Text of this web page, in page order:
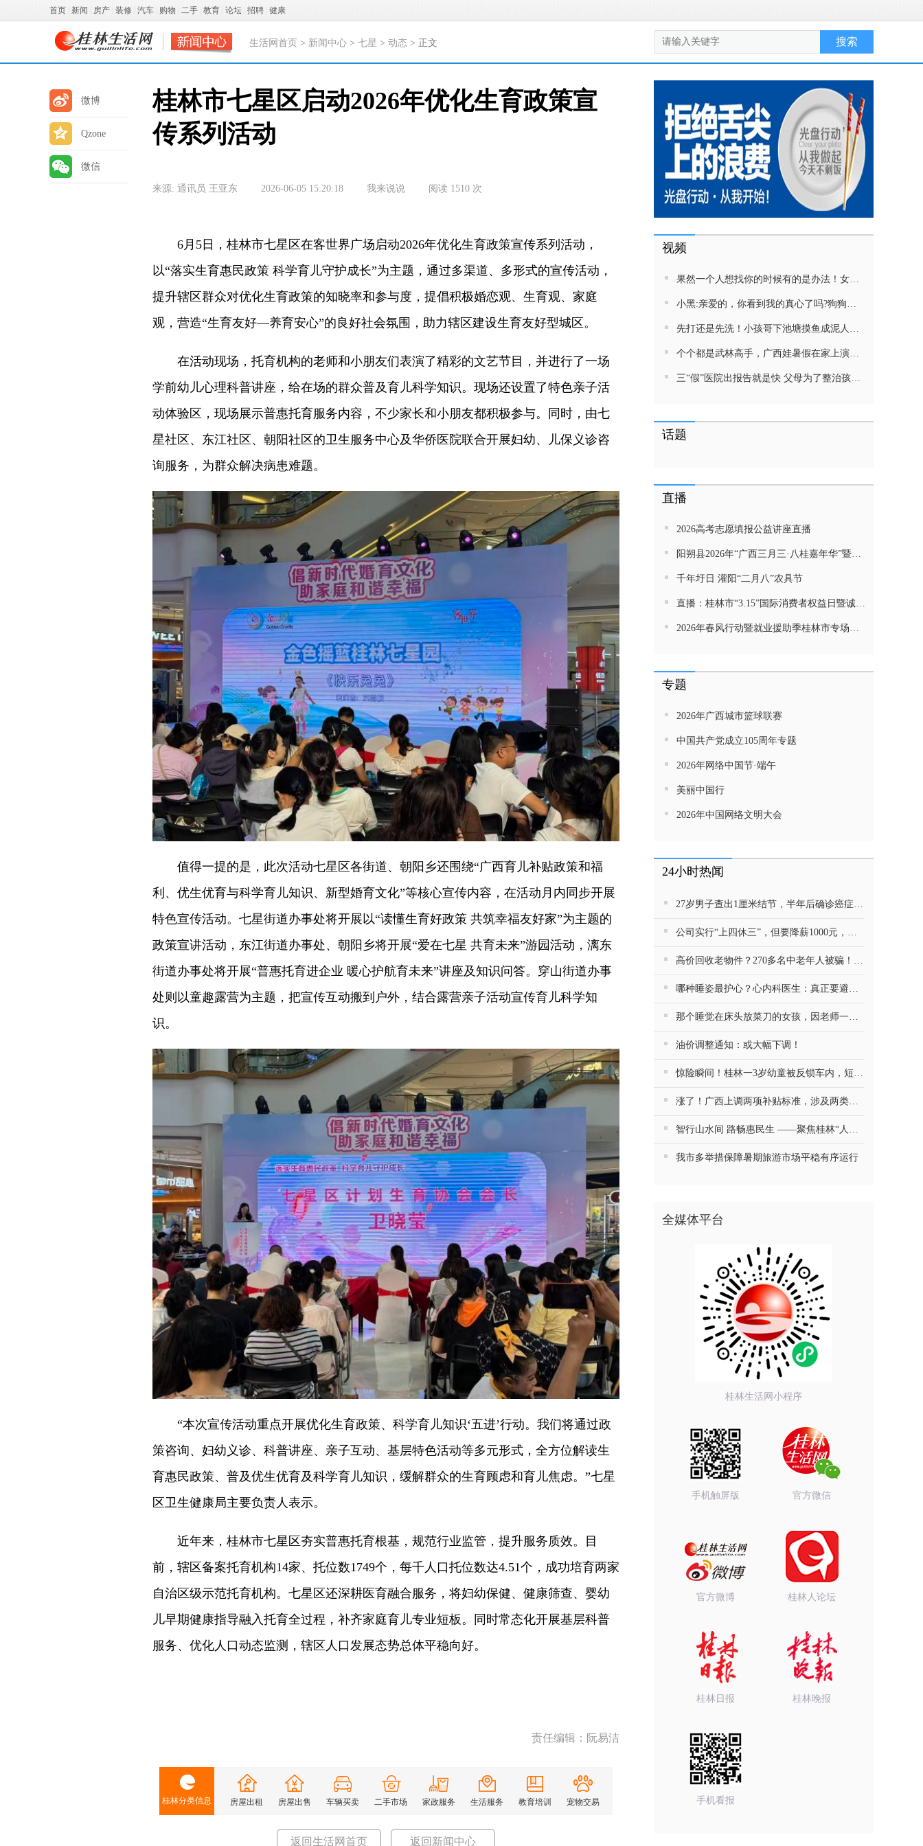
首页 新闻 房产 装修 汽车 购物 二手 教育 论坛 招聘 健康
生活网首页 > 新闻中心 > 七星 > 动态 > 正文
微博
Qzone
微信
桂林市七星区启动2026年优化生育政策宣
传系列活动
来源: 通讯员 王亚东 2026-06-05 15:20:18 我来说说 阅读 1510 次
6月5日，桂林市七星区在客世界广场启动2026年优化生育政策宣传系列活动，
以“落实生育惠民政策 科学育儿守护成长”为主题，通过多渠道、多形式的宣传活动，
提升辖区群众对优化生育政策的知晓率和参与度，提倡积极婚恋观、生育观、家庭
观，营造“生育友好—养育安心”的良好社会氛围，助力辖区建设生育友好型城区。
在活动现场，托育机构的老师和小朋友们表演了精彩的文艺节目，并进行了一场
学前幼儿心理科普讲座，给在场的群众普及育儿科学知识。现场还设置了特色亲子活
动体验区，现场展示普惠托育服务内容，不少家长和小朋友都积极参与。同时，由七
星社区、东江社区、朝阳社区的卫生服务中心及华侨医院联合开展妇幼、儿保义诊咨
询服务，为群众解决病患难题。
值得一提的是，此次活动七星区各街道、朝阳乡还围绕“广西育儿补贴政策和福
利、优生优育与科学育儿知识、新型婚育文化”等核心宣传内容，在活动月内同步开展
特色宣传活动。七星街道办事处将开展以“读懂生育好政策 共筑幸福友好家”为主题的
政策宣讲活动，东江街道办事处、朝阳乡将开展“爱在七星 共育未来”游园活动，漓东
街道办事处将开展“普惠托育进企业 暖心护航育未来”讲座及知识问答。穿山街道办事
处则以童趣露营为主题，把宣传互动搬到户外，结合露营亲子活动宣传育儿科学知
识。
“本次宣传活动重点开展优化生育政策、科学育儿知识‘五进’行动。我们将通过政
策咨询、妇幼义诊、科普讲座、亲子互动、基层特色活动等多元形式，全方位解读生
育惠民政策、普及优生优育及科学育儿知识，缓解群众的生育顾虑和育儿焦虑。”七星
区卫生健康局主要负责人表示。
近年来，桂林市七星区夯实普惠托育根基，规范行业监管，提升服务质效。目
前，辖区备案托育机构14家、托位数1749个，每千人口托位数达4.51个，成功培育两家
自治区级示范托育机构。七星区还深耕医育融合服务，将妇幼保健、健康筛查、婴幼
儿早期健康指导融入托育全过程，补齐家庭育儿专业短板。同时常态化开展基层科普
服务、优化人口动态监测，辖区人口发展态势总体平稳向好。
责任编辑：阮易洁
桂林分类信息 房屋出租 房屋出售 车辆买卖 二手市场 家政服务 生活服务 教育培训 宠物交易
返回生活网首页 返回新闻中心
视频
果然一个人想找你的时候有的是办法！女生吵架将男友拉黑，结果男友给家里狗打电话了！汪：吵死了，一会就去把号码注销
小黑:亲爱的，你看到我的真心了吗?狗狗雨中等好朋狗不愿离去，网友:确实搞笑，黄黄都有男朋友，你却没有
先打还是先洗！小孩哥下池塘摸鱼成泥人！网友：这才是童年该有的样子，好怀念
个个都是武林高手，广西娃暑假在家上演武侠片，80后90后:以前我们也这样玩
三“假”医院出报告就是快 父母为了整治孩子少吃零食想尽了办法 网友：“又有”笑死我了
话题
直播
2026高考志愿填报公益讲座直播
阳朔县2026年“广西三月三·八桂嘉年华”暨金龙巡游活动直播
千年圩日 灌阳“二月八”农具节
直播：桂林市“3.15”国际消费者权益日暨诚信教育主题活动网民面对面活动
2026年春风行动暨就业援助季桂林市专场招聘活动直播带岗
专题
2026年广西城市篮球联赛
中国共产党成立105周年专题
2026年网络中国节·端午
美丽中国行
2026年中国网络文明大会
24小时热闻
27岁男子查出1厘米结节，半年后确诊癌症！这种病很会伪装
公司实行“上四休三”，但要降薪1000元，不接受只能辞职……你愿意吗？
高价回收老物件？270多名中老年人被骗！警方提醒
哪种睡姿最护心？心内科医生：真正要避开的是这一种
那个睡觉在床头放菜刀的女孩，因老师一句“跟我回家”改写了人生
油价调整通知：或大幅下调！
惊险瞬间！桂林一3岁幼童被反锁车内，短短数分钟险窒息…
涨了！广西上调两项补贴标准，涉及两类人群
智行山水间 路畅惠民生 ——聚焦桂林“人工智能+交通运输”的探索与实践
我市多举措保障暑期旅游市场平稳有序运行
全媒体平台
桂林生活网小程序
手机触屏版 官方微信
官方微博 桂林人论坛
桂林日报 桂林晚报
手机看报